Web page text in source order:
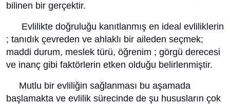
bilinen bir gerçektir.
Evlilikte doğruluğu kanıtlanmış en ideal evliliklerin
; tanıdık çevreden ve ahlaklı bir aileden seçmek;
maddi durum, meslek türü, öğrenim ; görgü derecesi
ve inanç gibi faktörlerin etken olduğu belirlenmiştir.
Mutlu bir evliliğin sağlanması bu aşamada
başlamakta ve evlilik sürecinde de şu hususların çok